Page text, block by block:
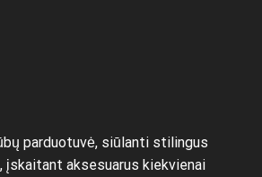
parduotuvė, siūlanti stilingus
įskaitant aksesuarus kiekvienai